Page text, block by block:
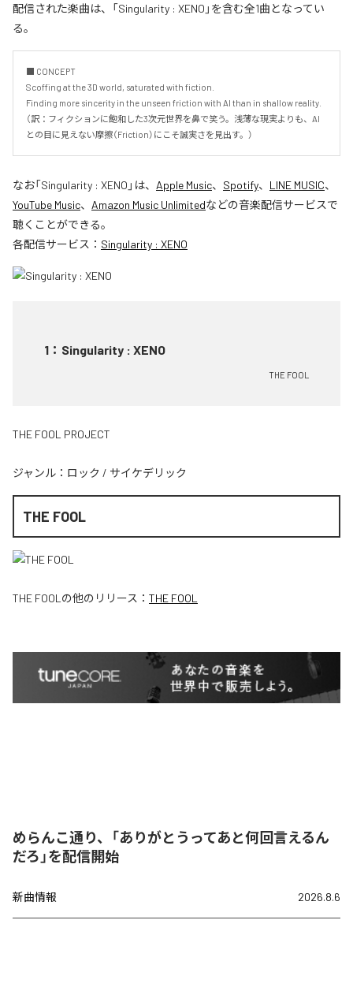
配信された楽曲は、「Singularity : XENO」を含む全1曲となってい
る。
■ CONCEPT
Scoffing at the 3D world, saturated with fiction.
Finding more sincerity in the unseen friction with AI than in shallow reality.
（訳：フィクションに飽和した3次元世界を鼻で笑う。浅薄な現実よりも、AI
との目に見えない摩擦（Friction）にこそ誠実さを見出す。）
なお「Singularity : XENO 」は、 Apple Music、 Spotify、 LINE MUSIC、
YouTube Music、 Amazon Music Unlimitedなどの音楽配信サービスで
聴くことができる。
各配信サービス： Singularity : XENO
1 ： Singularity : XENO
THE FOOL
THE FOOL PROJECT
ジャンル： ロック / サイケデリック
THE FOOL
THE FOOL の他のリリース： THE FOOL
めらんこ通り、「ありがとうってあと何回言えるん
だろ」を配信開始
新曲情報 2026.8.6